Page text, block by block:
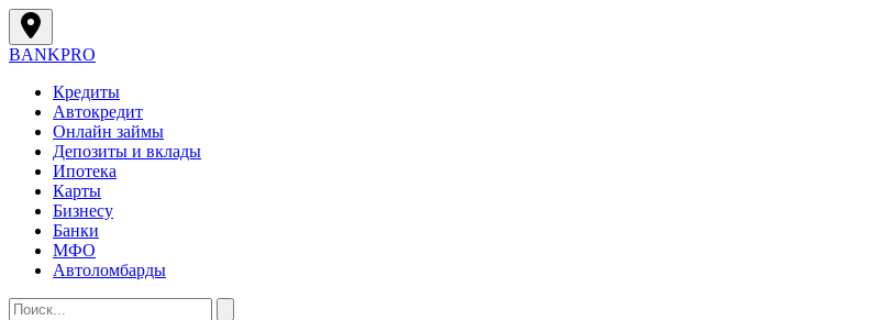
BANKPRO
Кредиты
Автокредит
Онлайн займы
Депозиты и вклады
Ипотека
Карты
Бизнесу
Банки
МФО
Автоломбарды